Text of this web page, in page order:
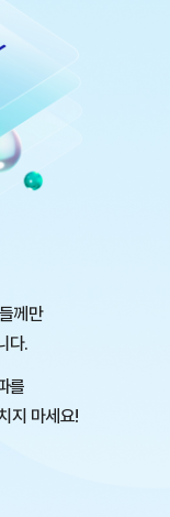
께만
다.
를
지 마세요!